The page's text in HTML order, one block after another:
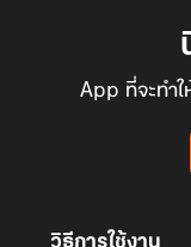
App ที่จะทำ